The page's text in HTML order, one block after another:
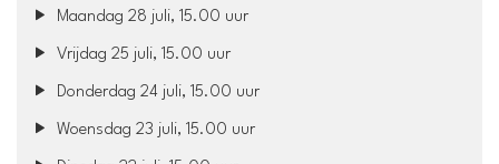
Maandag 28 juli, 15.00 uur
Vrijdag 25 juli, 15.00 uur
Donderdag 24 juli, 15.00 uur
Woensdag 23 juli, 15.00 uur